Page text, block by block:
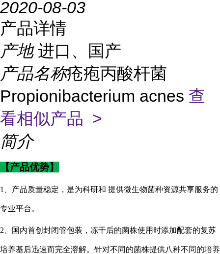
2020-08-03
产品详情
产地 进口、国产
产品名称疮疱丙酸杆菌
Propionibacterium acnes 查
看相似产品 >
简介
【产品优势】
1、产品质量稳定，是为科研和 提供微生物菌种资源共享服务的
专业平台。
2、国内首创封闭管包装，冻干后的菌株使用时添加配套的复苏
培养基后迅速而完全溶解。针对不同的菌株提供八种不同的培养